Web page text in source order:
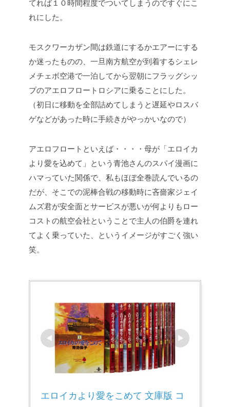
てれば１０時間程度でついてしまうのですぐにこ
れにした。
モスクワーカザン間は鉄道にするかエアーにする
か迷ったものの、一旦南方航空が到着するシェレ
メチェボ空港で一泊してから翌朝にフラッグシッ
プのアエロフロートロシアに乗ることにした。
（初日に移動を全部詰めてしまうと遅延やロスバ
ゲなどがあった時に手続きがやっかいなので）
アエロフロートといえば・・・・母が「エロイカ
より愛を込めて」という青池さんのスパイ漫画に
ハマっていた関係で、私もほぼ全巻読んでいるの
だが、そこでの泥棒合戦の移動時に吝嗇家ジェイ
ムズ君が安全面とサービスが悪いが何よりもロー
コストの航空会社ということで主人の伯爵を連れ
てよく乗っていた、というイメージがすごく強い
笑。
エロイカより愛をこめて 文庫版 コ